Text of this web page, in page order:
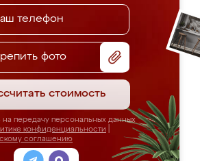
фото
стоимость
передачу персональных данных
конфиденциальности
соглашению